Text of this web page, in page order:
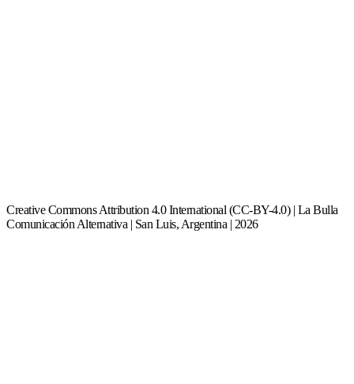
Creative Commons Attribution 4.0 International (CC-BY-4.0) | La Bulla
Comunicación Alternativa | San Luis, Argentina | 2026